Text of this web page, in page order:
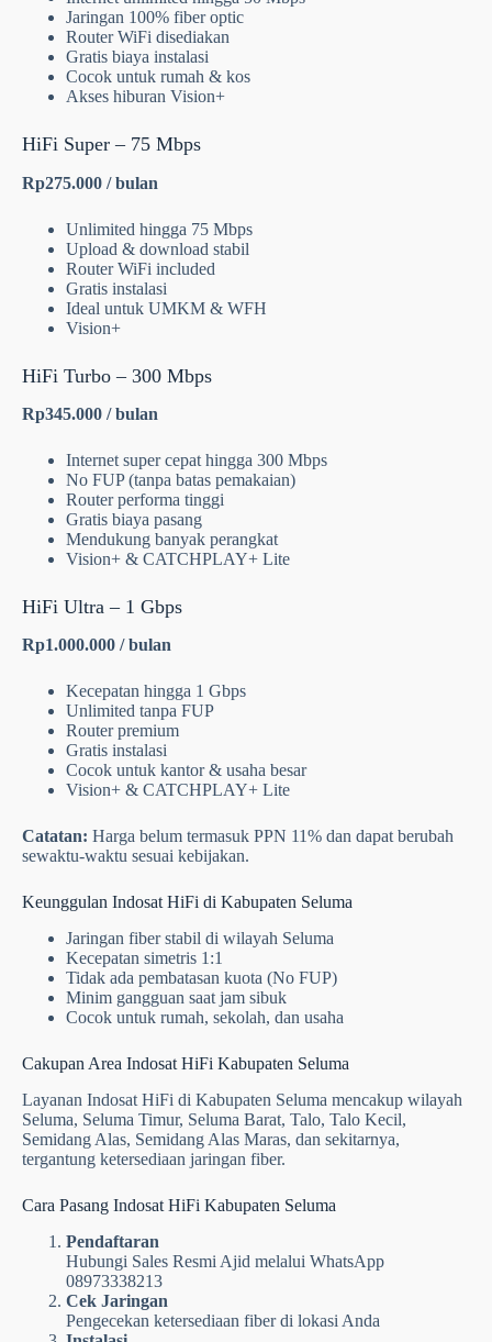
Jaringan 100% fiber optic
Router WiFi disediakan
Gratis biaya instalasi
Cocok untuk rumah & kos
Akses hiburan Vision+
HiFi Super – 75 Mbps
Rp275.000 / bulan
Unlimited hingga 75 Mbps
Upload & download stabil
Router WiFi included
Gratis instalasi
Ideal untuk UMKM & WFH
Vision+
HiFi Turbo – 300 Mbps
Rp345.000 / bulan
Internet super cepat hingga 300 Mbps
No FUP (tanpa batas pemakaian)
Router performa tinggi
Gratis biaya pasang
Mendukung banyak perangkat
Vision+ & CATCHPLAY+ Lite
HiFi Ultra – 1 Gbps
Rp1.000.000 / bulan
Kecepatan hingga 1 Gbps
Unlimited tanpa FUP
Router premium
Gratis instalasi
Cocok untuk kantor & usaha besar
Vision+ & CATCHPLAY+ Lite
Catatan: Harga belum termasuk PPN 11% dan dapat berubah
sewaktu-waktu sesuai kebijakan.
Keunggulan Indosat HiFi di Kabupaten Seluma
Jaringan fiber stabil di wilayah Seluma
Kecepatan simetris 1:1
Tidak ada pembatasan kuota (No FUP)
Minim gangguan saat jam sibuk
Cocok untuk rumah, sekolah, dan usaha
Cakupan Area Indosat HiFi Kabupaten Seluma
Layanan Indosat HiFi di Kabupaten Seluma mencakup wilayah
Seluma, Seluma Timur, Seluma Barat, Talo, Talo Kecil,
Semidang Alas, Semidang Alas Maras, dan sekitarnya,
tergantung ketersediaan jaringan fiber.
Cara Pasang Indosat HiFi Kabupaten Seluma
Pendaftaran
Hubungi Sales Resmi Ajid melalui WhatsApp
08973338213
Cek Jaringan
Pengecekan ketersediaan fiber di lokasi Anda